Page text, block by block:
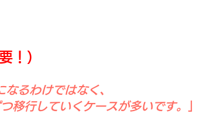
！）
るわけではなく、
していくケースが多いです。